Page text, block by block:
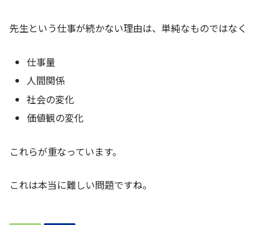
先生という仕事が続かない理由は、単純なものではなく
仕事量
人間関係
社会の変化
価値観の変化
これらが重なっています。
これは本当に難しい問題ですね。